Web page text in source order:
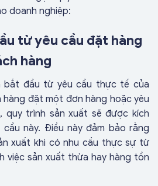
doanh nghiệp:
từ yêu cầu đặt hàng
hàng
bắt đầu từ yêu cầu thực tế của
hàng đặt một đơn hàng hoặc yêu
quy trình sản xuất sẽ được kích
này. Điều này đảm bảo rằng
xuất khi có nhu cầu thực sự từ
việc sản xuất thừa hay hàng tồn